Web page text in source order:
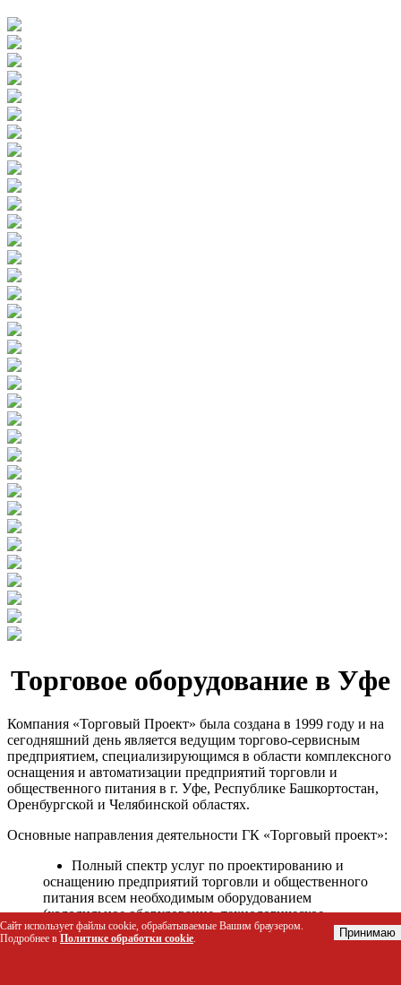
Торговое оборудование в Уфе
Компания «Торговый Проект» была создана в 1999 году и на
сегодняшний день является ведущим торгово-сервисным
предприятием, специализирующимся в области комплексного
оснащения и автоматизации предприятий торговли и
общественного питания в г. Уфе, Республике Башкортостан,
Оренбургской и Челябинской областях.
Основные направления деятельности ГК «Торговый проект»:
Полный спектр услуг по проектированию и
оснащению предприятий торговли и общественного
питания всем необходимым оборудованием
(холодильное оборудование, технологическое
оборудование, стеллажное оборудование и т.д.);
Автоматизация торговых процессов и внедрения
Сайт использует файлы cookie, обрабатываемые Вашим браузером.
Подробнее в Политике обработки cookie. Принимаю